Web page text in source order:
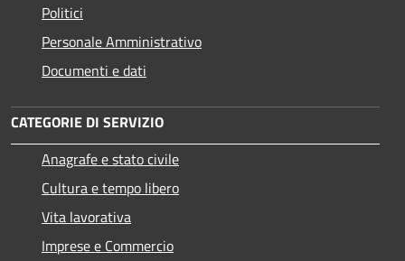
Politici
Personale Amministrativo
Documenti e dati
CATEGORIE DI SERVIZIO
Anagrafe e stato civile
Cultura e tempo libero
Vita lavorativa
Imprese e Commercio